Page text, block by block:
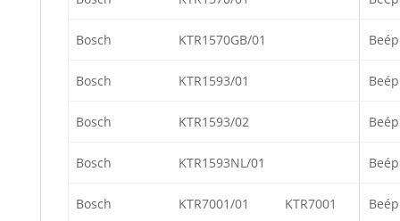
Bosch KTR1570GB/01
Bosch KTR1593/01
Bosch KTR1593/02
Bosch KTR1593NL/01
Bosch KTR7001/01 KTR7001